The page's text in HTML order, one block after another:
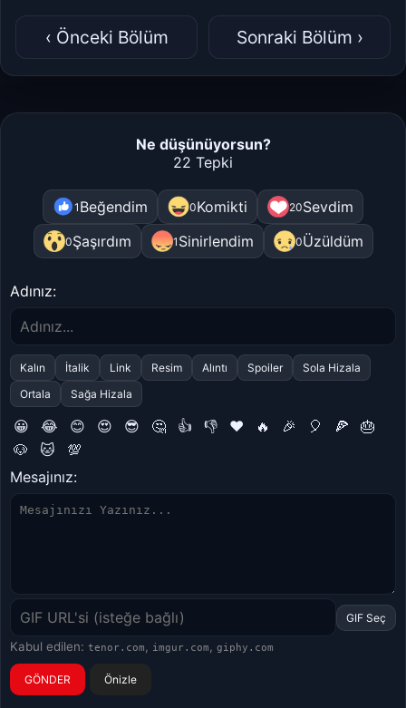
‹ Önceki Bölüm Sonraki Bölüm ›
Ne düşünüyorsun?
22 Tepki
1 Beğendim 0Komikti 20Sevdim
0Şaşırdım 1 Sinirlendim 0Üzüldüm
Adınız:
Kalın İtalik Link Resim Alıntı Spoiler
Sola Hizala
Ortala
Sağa Hizala
😀 😂 😊 😍 😎 🤔 👍 👎 ❤️ 🔥 🎉 🎈 🍕
🎂
🐶
🐱
💯
Mesajınız:
GIF Seç
Kabul edilen: tenor.com , imgur.com , giphy.com
Önizle